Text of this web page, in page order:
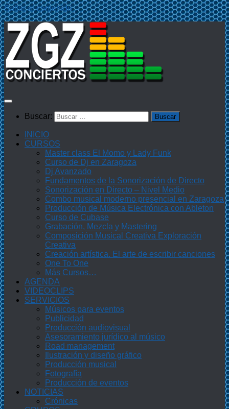
Saltar al contenido
Buscar:
INICIO
CURSOS
Master class El Momo y Lady Funk
Curso de Dj en Zaragoza
Dj Avanzado
Fundamentos de la Sonorización de Directo
Sonorización en Directo – Nivel Medio
Combo musical moderno presencial en Zaragoza
Producción de Música Electrónica con Ableton
Curso de Cubase
Grabación, Mezcla y Mastering
Composición Musical Creativa Exploración
Creativa
Creación artística. El arte de escribir canciones
One To One
Más Cursos…
AGENDA
VIDEOCLIPS
SERVICIOS
Músicos para eventos
Publicidad
Producción audiovisual
Asesoramiento jurídico al músico
Road management
Ilustración y diseño gráfico
Producción musical
Fotografía
Producción de eventos
NOTICIAS
Crónicas